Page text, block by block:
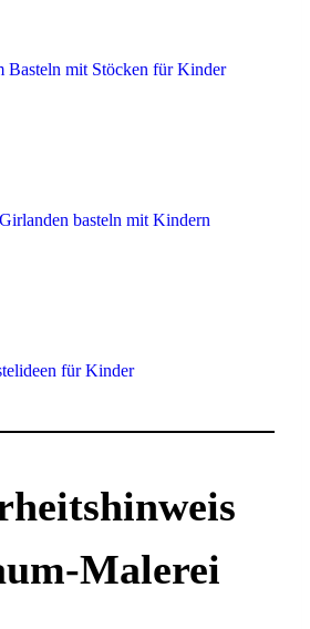
Basteln mit Stöcken für Kinder
basteln mit Kindern
für Kinder
Malerei